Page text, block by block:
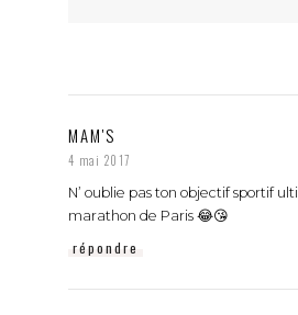
MAM'S
4 mai 2017
N’ oublie pas ton objectif sportif
marathon de Paris 😂😘
répondre